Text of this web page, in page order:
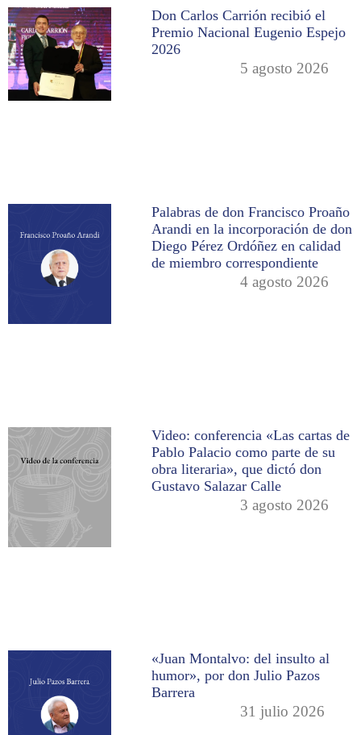
Don Carlos Carrión recibió el
Premio Nacional Eugenio Espejo
2026
5 agosto 2026
Palabras de don Francisco Proaño
Arandi en la incorporación de don
Diego Pérez Ordóñez en calidad
de miembro correspondiente
4 agosto 2026
Video: conferencia «Las cartas de
Pablo Palacio como parte de su
obra literaria», que dictó don
Gustavo Salazar Calle
3 agosto 2026
«Juan Montalvo: del insulto al
humor», por don Julio Pazos
Barrera
31 julio 2026